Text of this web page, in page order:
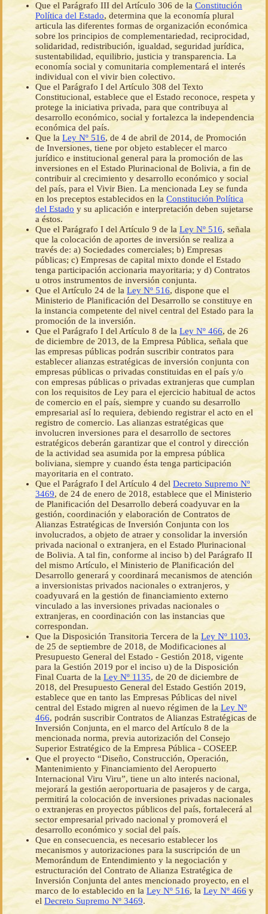
Que el Parágrafo III del Artículo 306 de laConstitución
Política del Estado, determina que la economía plural
articula las diferentes formas de organización económica
sobre los principios de complementariedad, reciprocidad,
solidaridad, redistribución, igualdad, seguridad jurídica,
sustentabilidad, equilibrio, justicia y transparencia. La
economía social y comunitaria complementará el interés
individual con el vivir bien colectivo.
Que el Parágrafo I del Artículo 308 del Texto
Constitucional, establece que el Estado reconoce, respeta y
protege la iniciativa privada, para que contribuya al
desarrollo económico, social y fortalezca la independencia
económica del país.
Que la Ley Nº 516, de 4 de abril de 2014, de Promoción
de Inversiones, tiene por objeto establecer el marco
jurídico e institucional general para la promoción de las
inversiones en el Estado Plurinacional de Bolivia, a fin de
contribuir al crecimiento y desarrollo económico y social
del país, para el Vivir Bien. La mencionada Ley se funda
en los preceptos establecidos en la Constitución Política
del Estado y su aplicación e interpretación deben sujetarse
a éstos.
Que el Parágrafo I del Artículo 9 de la Ley Nº 516, señala
que la colocación de aportes de inversión se realiza a
través de: a) Sociedades comerciales; b) Empresas
públicas; c) Empresas de capital mixto donde el Estado
tenga participación accionaria mayoritaria; y d) Contratos
u otros instrumentos de inversión conjunta.
Que el Artículo 24 de la Ley Nº 516, dispone que el
Ministerio de Planificación del Desarrollo se constituye en
la instancia competente del nivel central del Estado para la
promoción de la inversión.
Que el Parágrafo I del Artículo 8 de la Ley Nº 466, de 26
de diciembre de 2013, de la Empresa Pública, señala que
las empresas públicas podrán suscribir contratos para
establecer alianzas estratégicas de inversión conjunta con
empresas públicas o privadas constituidas en el país y/o
con empresas públicas o privadas extranjeras que cumplan
con los requisitos de Ley para el ejercicio habitual de actos
de comercio en el país, siempre y cuando su desarrollo
empresarial así lo requiera, debiendo registrar el acto en el
registro de comercio. Las alianzas estratégicas que
involucren inversiones para el desarrollo de sectores
estratégicos deberán garantizar que el control y dirección
de la actividad sea asumida por la empresa pública
boliviana, siempre y cuando ésta tenga participación
mayoritaria en el contrato.
Que el Parágrafo I del Artículo 4 del Decreto Supremo Nº
3469, de 24 de enero de 2018, establece que el Ministerio
de Planificación del Desarrollo deberá coadyuvar en la
gestión, coordinación y elaboración de Contratos de
Alianzas Estratégicas de Inversión Conjunta con los
involucrados, a objeto de atraer y consolidar la inversión
privada nacional o extranjera, en el Estado Plurinacional
de Bolivia. A tal fin, conforme al inciso b) del Parágrafo II
del mismo Artículo, el Ministerio de Planificación del
Desarrollo generará y coordinará mecanismos de atención
a inversionistas privados nacionales o extranjeros, y
coadyuvará en la gestión de financiamiento externo
vinculado a las inversiones privadas nacionales o
extranjeras, en coordinación con las instancias que
correspondan.
Que la Disposición Transitoria Tercera de la Ley Nº 1103,
de 25 de septiembre de 2018, de Modificaciones al
Presupuesto General del Estado - Gestión 2018, vigente
para la Gestión 2019 por el inciso u) de la Disposición
Final Cuarta de la Ley Nº 1135, de 20 de diciembre de
2018, del Presupuesto General del Estado Gestión 2019,
establece que en tanto las Empresas Públicas del nivel
central del Estado migren al nuevo régimen de laLey Nº
466, podrán suscribir Contratos de Alianzas Estratégicas de
Inversión Conjunta, en el marco del Artículo 8 de la
mencionada norma, previa autorización del Consejo
Superior Estratégico de la Empresa Pública - COSEEP.
Que el proyecto “Diseño, Construcción, Operación,
Mantenimiento y Financiamiento del Aeropuerto
Internacional Viru Viru”, tiene un alto interés nacional,
mejorará la gestión aeroportuaria de pasajeros y de carga,
permitirá la colocación de inversiones privadas nacionales
o extranjeras en proyectos públicos del país, fortalecerá al
sector empresarial privado nacional y promoverá el
desarrollo económico y social del país.
Que en consecuencia, es necesario establecer los
mecanismos y autorizaciones para la suscripción de un
Memorándum de Entendimiento y la negociación y
estructuración del Contrato de Alianza Estratégica de
Inversión Conjunta del antes mencionado proyecto, en el
marco de lo establecido en la Ley Nº 516, la Ley Nº 466 y
el Decreto Supremo Nº 3469.